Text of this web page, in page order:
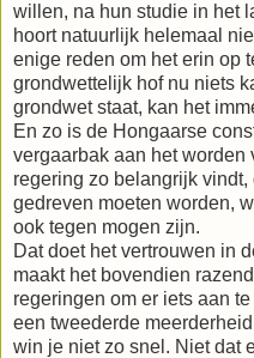
willen, na hun studie in het
hoort natuurlijk helemaal
enige reden om het erin op
grondwettelijk hof nu niets
grondwet staat, kan het
En zo is de Hongaarse
vergaarbak aan het
regering zo belangrijk
gedreven moeten worden,
ook tegen mogen zijn.
Dat doet het vertrouwen in
maakt het bovendien
regeringen om er iets aan
een tweederde
win je niet zo snel. Niet dat